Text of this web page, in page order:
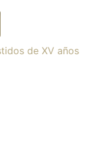
de XV años